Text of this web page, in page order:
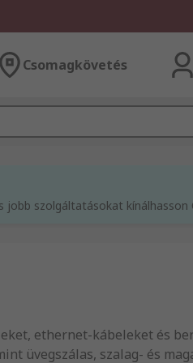
Csomagkövetés
szolgáltatásokat kínálhasson
ethernet-kábeleket és
üvegszálas, szalag- és